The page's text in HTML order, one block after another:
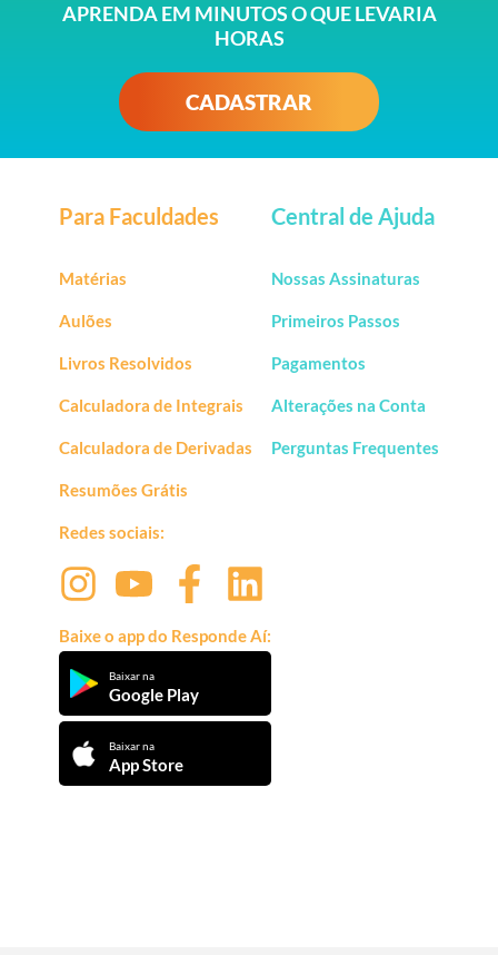
APRENDA EM MINUTOS O QUE LEVARIA
HORAS
CADASTRAR
Para Faculdades
Matérias
Aulões
Livros Resolvidos
Calculadora de Integrais
Calculadora de Derivadas
Resumões Grátis
Redes sociais:
Baixe o app do Responde Aí:
Baixar na
Google Play
Baixar na
App Store
Central de Ajuda
Nossas Assinaturas
Primeiros Passos
Pagamentos
Alterações na Conta
Perguntas Frequentes